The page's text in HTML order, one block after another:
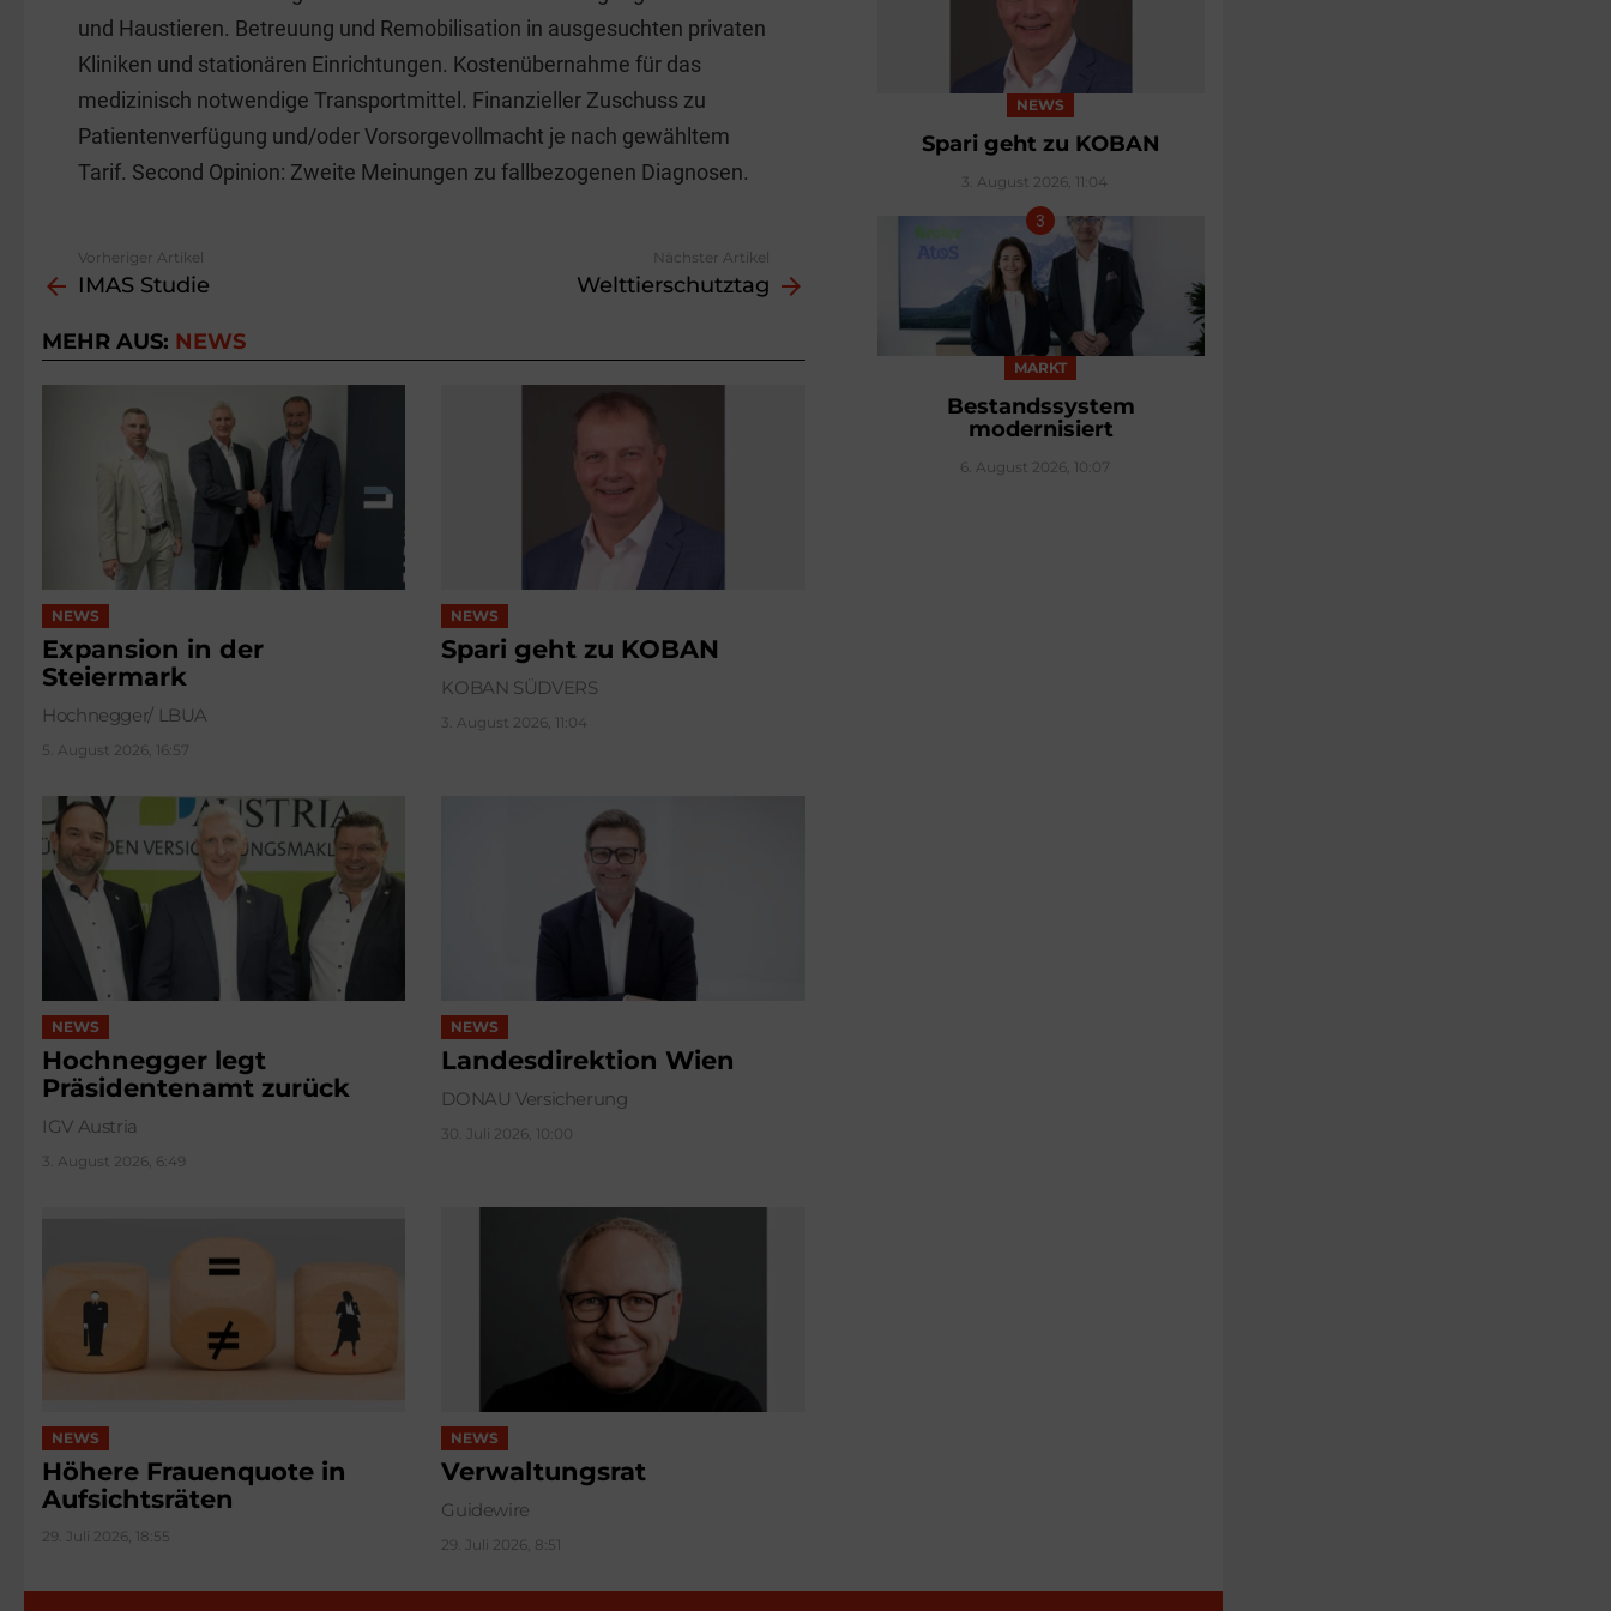
und Haustieren. Betreuung und Remobilisation in ausgesuchten privaten
Kliniken und stationären Einrichtungen. Kostenübernahme für das
medizinisch notwendige Transportmittel. Finanzieller Zuschuss zu
Patientenverfügung und/oder Vorsorgevollmacht je nach gewähltem
Tarif. Second Opinion: Zweite Meinungen zu fallbezogenen Diagnosen.
more
Vorheriger Artikel
IMAS Studie
Nächster Artikel
Welttier­schutztag
MEHR AUS: NEWS
NEWS
Expansion in der
Steiermark
Hochnegger/ LBUA
5. August 2026, 16:57
NEWS
Spari geht zu KOBAN
KOBAN SÜDVERS
3. August 2026, 11:04
NEWS
Hochnegger legt
Präsidentenamt zurück
IGV Austria
3. August 2026, 6:49
NEWS
Landesdirektion Wien
DONAU Versicherung
30. Juli 2026, 10:00
NEWS
Höhere Frauenquote in
Aufsichtsräten
29. Juli 2026, 18:55
NEWS
Verwaltungsrat
Guidewire
29. Juli 2026, 8:51
NEWS
Spari geht zu KOBAN
3. August 2026, 11:04
MARKT
Bestandssystem
modernisiert
6. August 2026, 10:07